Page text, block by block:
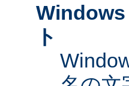
Windows
ト